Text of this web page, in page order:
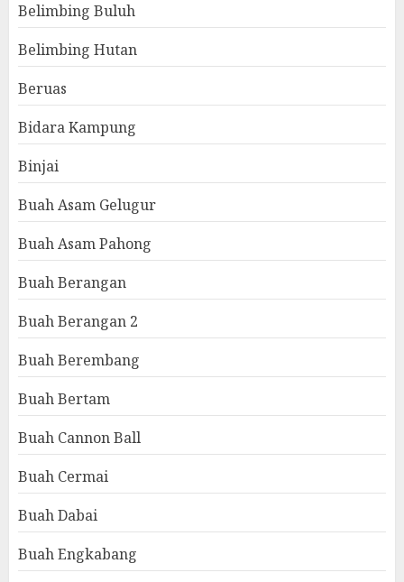
Belimbing Buluh
Belimbing Hutan
Beruas
Bidara Kampung
Binjai
Buah Asam Gelugur
Buah Asam Pahong
Buah Berangan
Buah Berangan 2
Buah Berembang
Buah Bertam
Buah Cannon Ball
Buah Cermai
Buah Dabai
Buah Engkabang